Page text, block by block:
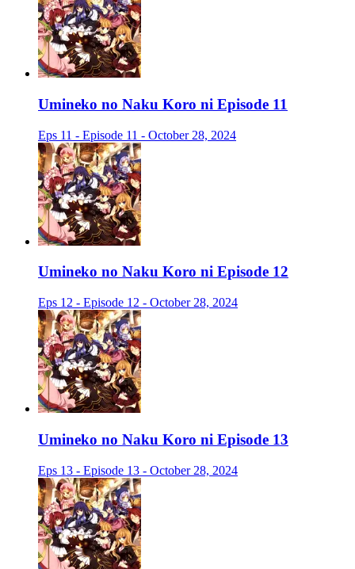
Umineko no Naku Koro ni Episode 11
Eps 11 - Episode 11 - October 28, 2024
Umineko no Naku Koro ni Episode 12
Eps 12 - Episode 12 - October 28, 2024
Umineko no Naku Koro ni Episode 13
Eps 13 - Episode 13 - October 28, 2024